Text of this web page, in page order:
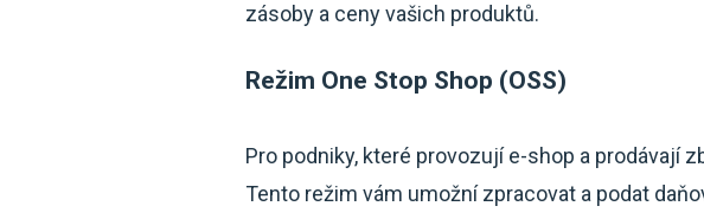
zásoby a ceny vašich produktů.
Režim One Stop Shop (OSS)
Pro podniky, které provozují e-shop a prodávají
Tento režim vám umožní zpracovat a podat